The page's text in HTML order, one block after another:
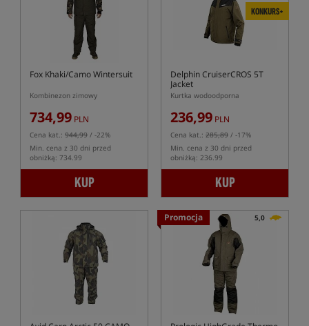
Fox Khaki/Camo Wintersuit
Kombinezon zimowy
734,99 PLN
Cena kat.: 944,99 / -22%
Min. cena z 30 dni przed
obniżką: 734.99
KUP
KONKURS+
Delphin CruiserCROS 5T
Jacket
Kurtka wodoodporna
236,99 PLN
Cena kat.: 285,89 / -17%
Min. cena z 30 dni przed
obniżką: 236.99
KUP
Promocja 5,0